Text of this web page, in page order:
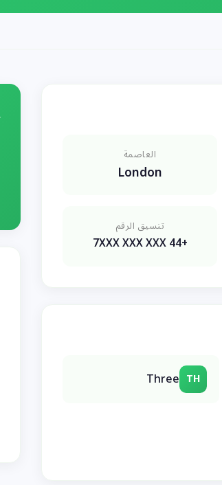
العاصمة
London
تنسيق الرقم
+44 7XXX XXX XXX
TH
Three